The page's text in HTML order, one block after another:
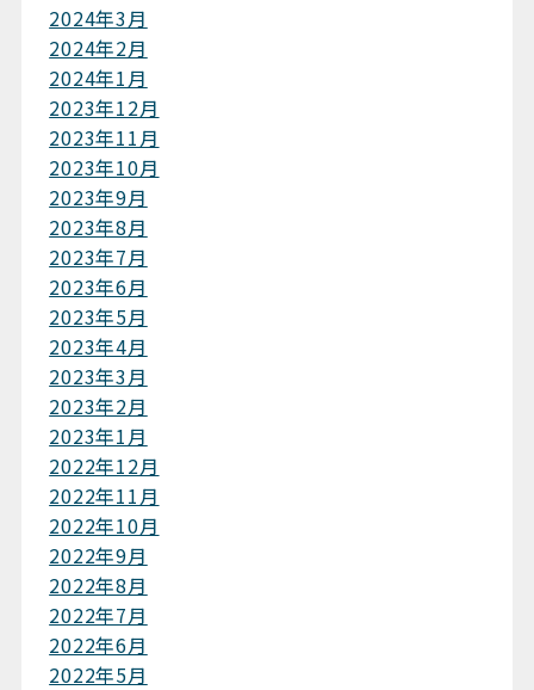
2024年3月
2024年2月
2024年1月
2023年12月
2023年11月
2023年10月
2023年9月
2023年8月
2023年7月
2023年6月
2023年5月
2023年4月
2023年3月
2023年2月
2023年1月
2022年12月
2022年11月
2022年10月
2022年9月
2022年8月
2022年7月
2022年6月
2022年5月